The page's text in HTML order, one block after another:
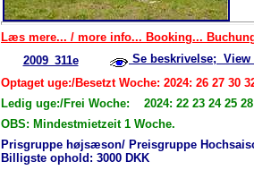
Læs mere... / more info... Booking...
2009_311e
Se beskrivelse; View
Optaget uge:/Besetzt Woche: 2024: 26 27 30
Ledig uge:/Frei Woche: 2024: 22 23 24 25 28
OBS: Mindestmietzeit 1 Woche.
Prisgruppe højsæson/ Preisgruppe
Billigste ophold: 3000 DKK